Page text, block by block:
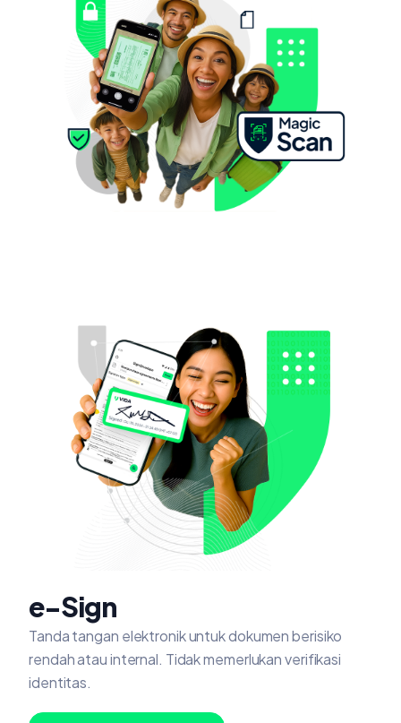
e-Sign
Tanda tangan elektronik untuk dokumen berisiko
rendah atau internal. Tidak memerlukan verifikasi
identitas.